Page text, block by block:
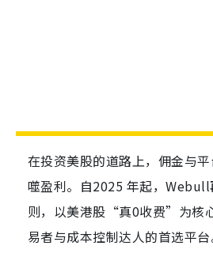
在投资美股的道路上，佣金与
噬盈利。自2025 年起，Webull
则，以美港股“真0收费”为核
易者与成本控制达人的首选平台